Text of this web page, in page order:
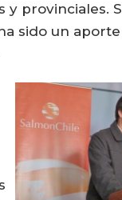
y provinciales.
sido un